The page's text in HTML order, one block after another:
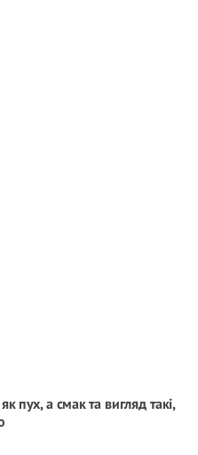
пух, а смак та вигляд такі,